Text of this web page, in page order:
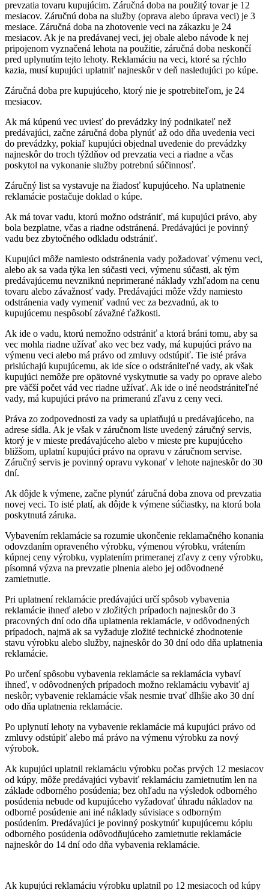
prevzatia tovaru kupujúcim. Záručná doba na použitý tovar je 12
mesiacov. Záručnú doba na služby (oprava alebo úprava veci) je 3
mesiace. Záručná doba na zhotovenie veci na zákazku je 24
mesiacov. Ak je na predávanej veci, jej obale alebo návode k nej
pripojenom vyznačená lehota na použitie, záručná doba neskončí
pred uplynutím tejto lehoty. Reklamáciu na veci, ktoré sa rýchlo
kazia, musí kupujúci uplatniť najneskôr v deň nasledujúci po kúpe.
Záručná doba pre kupujúceho, ktorý nie je spotrebiteľom, je 24
mesiacov.
Ak má kúpenú vec uviesť do prevádzky iný podnikateľ než
predávajúci, začne záručná doba plynúť až odo dňa uvedenia veci
do prevádzky, pokiaľ kupujúci objednal uvedenie do prevádzky
najneskôr do troch týždňov od prevzatia veci a riadne a včas
poskytol na vykonanie služby potrebnú súčinnosť.
Záručný list sa vystavuje na žiadosť kupujúceho. Na uplatnenie
reklamácie postačuje doklad o kúpe.
Ak má tovar vadu, ktorú možno odstrániť, má kupujúci právo, aby
bola bezplatne, včas a riadne odstránená. Predávajúci je povinný
vadu bez zbytočného odkladu odstrániť.
Kupujúci môže namiesto odstránenia vady požadovať výmenu veci,
alebo ak sa vada týka len súčasti veci, výmenu súčasti, ak tým
predávajúcemu nevzniknú neprimerané náklady vzhľadom na cenu
tovaru alebo závažnosť vady. Predávajúci môže vždy namiesto
odstránenia vady vymeniť vadnú vec za bezvadnú, ak to
kupujúcemu nespôsobí závažné ťažkosti.
Ak ide o vadu, ktorú nemožno odstrániť a ktorá bráni tomu, aby sa
vec mohla riadne užívať ako vec bez vady, má kupujúci právo na
výmenu veci alebo má právo od zmluvy odstúpiť. Tie isté práva
prislúchajú kupujúcemu, ak ide síce o odstrániteľné vady, ak však
kupujúci nemôže pre opätovné vyskytnutie sa vady po oprave alebo
pre väčší počet vád vec riadne užívať. Ak ide o iné neodstrániteľné
vady, má kupujúci právo na primeranú zľavu z ceny veci.
Práva zo zodpovednosti za vady sa uplatňujú u predávajúceho, na
adrese sídla. Ak je však v záručnom liste uvedený záručný servis,
ktorý je v mieste predávajúceho alebo v mieste pre kupujúceho
bližšom, uplatní kupujúci právo na opravu v záručnom servise.
Záručný servis je povinný opravu vykonať v lehote najneskôr do 30
dní.
Ak dôjde k výmene, začne plynúť záručná doba znova od prevzatia
novej veci. To isté platí, ak dôjde k výmene súčiastky, na ktorú bola
poskytnutá záruka.
Vybavením reklamácie sa rozumie ukončenie reklamačného konania
odovzdaním opraveného výrobku, výmenou výrobku, vrátením
kúpnej ceny výrobku, vyplatením primeranej zľavy z ceny výrobku,
písomná výzva na prevzatie plnenia alebo jej odôvodnené
zamietnutie.
Pri uplatnení reklamácie predávajúci určí spôsob vybavenia
reklamácie ihneď alebo v zložitých prípadoch najneskôr do 3
pracovných dní odo dňa uplatnenia reklamácie, v odôvodnených
prípadoch, najmä ak sa vyžaduje zložité technické zhodnotenie
stavu výrobku alebo služby, najneskôr do 30 dní odo dňa uplatnenia
reklamácie.
Po určení spôsobu vybavenia reklamácie sa reklamácia vybaví
ihneď, v odôvodnených prípadoch možno reklamáciu vybaviť aj
neskôr; vybavenie reklamácie však nesmie trvať dlhšie ako 30 dní
odo dňa uplatnenia reklamácie.
Po uplynutí lehoty na vybavenie reklamácie má kupujúci právo od
zmluvy odstúpiť alebo má právo na výmenu výrobku za nový
výrobok.
Ak kupujúci uplatnil reklamáciu výrobku počas prvých 12 mesiacov
od kúpy, môže predávajúci vybaviť reklamáciu zamietnutím len na
základe odborného posúdenia; bez ohľadu na výsledok odborného
posúdenia nebude od kupujúceho vyžadovať úhradu nákladov na
odborné posúdenie ani iné náklady súvisiace s odborným
posúdením. Predávajúci je povinný poskytnúť kupujúcemu kópiu
odborného posúdenia odôvodňujúceho zamietnutie reklamácie
najneskôr do 14 dní odo dňa vybavenia reklamácie.
Ak kupujúci reklamáciu výrobku uplatnil po 12 mesiacoch od kúpy